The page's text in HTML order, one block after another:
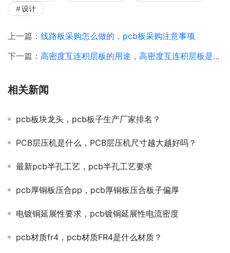
设计
上一篇： 线路板采购怎么做的，pcb板采购注意事项
下一篇： 高密度互连积层板的用途，高密度互连积层板是什么？
相关新闻
pcb板块龙头，pcb板子生产厂家排名？
PCB层压机是什么，PCB层压机尺寸越大越好吗？
最新pcb半孔工艺，pcb半孔工艺要求
pcb厚铜板压合pp，pcb厚铜板压合板子偏厚
电镀铜延展性要求，pcb镀铜延展性电流密度
pcb材质fr4，pcb材质FR4是什么材质？